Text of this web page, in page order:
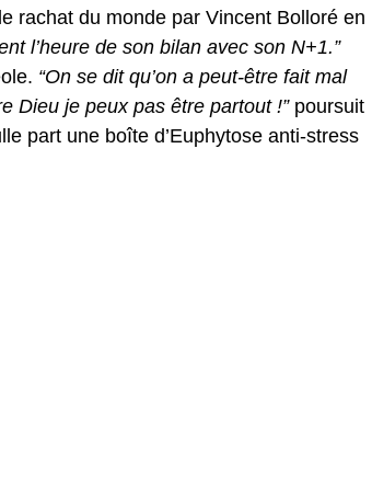
rachat du monde par Vincent Bolloré en
l’heure de son bilan avec son N+1.”
“On se dit qu’on a peut-être fait mal
Dieu je peux pas être partout !”poursuit
part une boîte d’Euphytose anti-stress